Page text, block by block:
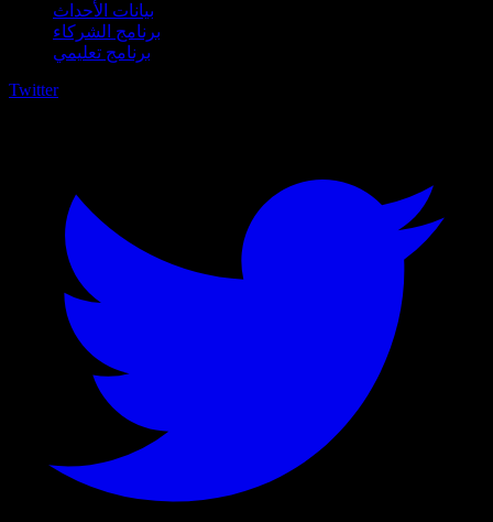
بيانات الأحداث
برنامج الشركاء
برنامج تعليمي
Twitter